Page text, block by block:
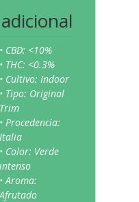
• CBD: <10%
• THC: <0.3%
• Cultivo: Indoor
• Tipo: Original
Trim
• Procedencia:
Italia
• Color: Verde
intenso
• Aroma:
Afrutado